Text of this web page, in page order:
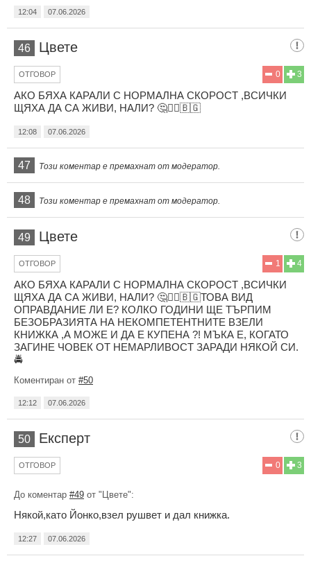
12:04 07.06.2026
46 Цвете
3
0
ОТГОВОР
АКО БЯХА КАРАЛИ С НОРМАЛНА СКОРОСТ ,ВСИЧКИ
ЩЯХА ДА СА ЖИВИ, НАЛИ? 🤔🤦‍♂️🇧🇬
12:08 07.06.2026
47 Този коментар е премахнат от модератор.
48 Този коментар е премахнат от модератор.
49 Цвете
4
1
ОТГОВОР
АКО БЯХА КАРАЛИ С НОРМАЛНА СКОРОСТ ,ВСИЧКИ
ЩЯХА ДА СА ЖИВИ, НАЛИ? 🤔🤦‍♂️🇧🇬ТОВА ВИД
ОПРАВДАНИЕ ЛИ Е? КОЛКО ГОДИНИ ЩЕ ТЪРПИМ
БЕЗОБРАЗИЯТА НА НЕКОМПЕТЕНТНИТЕ ВЗЕЛИ
КНИЖКА ,А МОЖЕ И ДА Е КУПЕНА ?! МЪКА Е, КОГАТО
ЗАГИНЕ ЧОВЕК ОТ НЕМАРЛИВОСТ ЗАРАДИ НЯКОЙ СИ.
🚔
Коментиран от #50
12:12 07.06.2026
50 Експерт
3
0
ОТГОВОР
До коментар #49 от "Цвете":
Някой,като Йонко,взел рушвет и дал книжка.
12:27 07.06.2026